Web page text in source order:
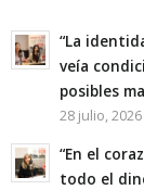
“La
veía
posibles
28 julio,
“En el
todo el